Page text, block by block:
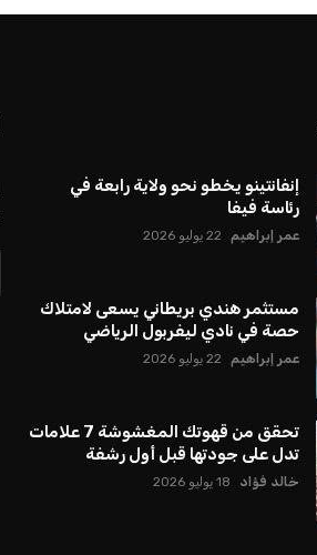
إنفانتينو يخطو نحو ولاية رابعة في
رئاسة فيفا
عمر إبراهيم 22 يوليو 2026
مستثمر هندي بريطاني يسعى لامتلاك
حصة في نادي ليفربول الرياضي
عمر إبراهيم 22 يوليو 2026
تحقق من قهوتك المغشوشة 7 علامات
تدل على جودتها قبل أول رشفة
خالد فؤاد 18 يوليو 2026